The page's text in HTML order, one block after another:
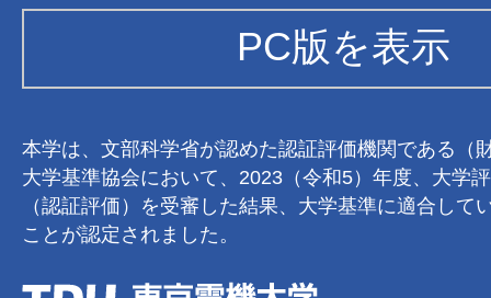
PC版を表示
本学は、文部科学省が認めた認証評価機関である（
大学基準協会において、2023（令和5）年度、大学
（認証評価）を受審した結果、大学基準に適合して
ことが認定されました。